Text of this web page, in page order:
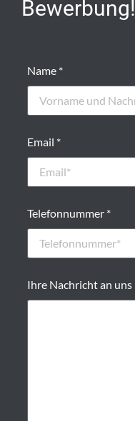
Bewerbung!
Name *
Email *
Telefonnummer *
Ihre Nachricht an uns